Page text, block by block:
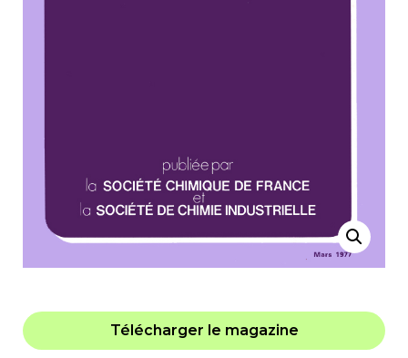
Télécharger le magazine